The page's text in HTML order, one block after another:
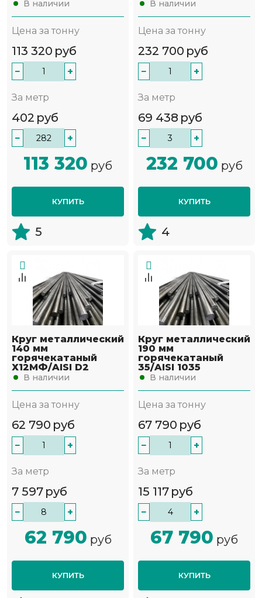
В наличии
Цена за тонну
113 320 руб
− +
За метр
402 руб
− +
113 320 руб
КУПИТЬ
5
В наличии
Цена за тонну
232 700 руб
− +
За метр
69 438 руб
− +
232 700 руб
КУПИТЬ
4
Круг металлический
140 мм
горячекатаный
Х12МФ/AISI D2
В наличии
Цена за тонну
62 790 руб
− +
За метр
7 597 руб
− +
62 790 руб
КУПИТЬ
Круг металлический
190 мм
горячекатаный
35/AISI 1035
В наличии
Цена за тонну
67 790 руб
− +
За метр
15 117 руб
− +
67 790 руб
КУПИТЬ